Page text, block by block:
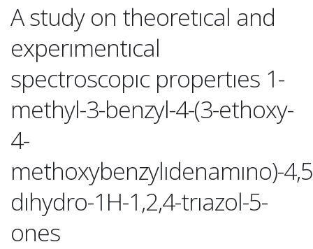
A study on theoretıcal and
experımentıcal
spectroscopıc propertıes 1-
methyl-3-benzyl-4-(3-ethoxy-
4-
methoxybenzylıdenamıno)-
dıhydro-1H-1,2,4-trıazol-5-
ones